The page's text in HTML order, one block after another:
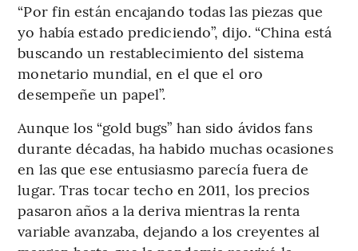
“Por fin están encajando todas las piezas que
yo había estado prediciendo”, dijo. “China está
buscando un restablecimiento del sistema
monetario mundial, en el que el oro
desempeñe un papel”.
Aunque los “gold bugs” han sido ávidos fans
durante décadas, ha habido muchas ocasiones
en las que ese entusiasmo parecía fuera de
lugar. Tras tocar techo en 2011, los precios
pasaron años a la deriva mientras la renta
variable avanzaba, dejando a los creyentes al